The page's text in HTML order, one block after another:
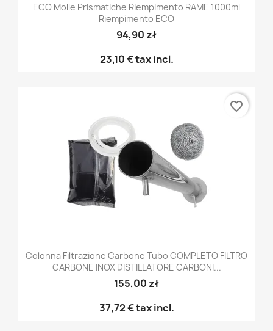
ECO Molle Prismatiche Riempimento RAME 1000ml
Riempimento ECO
94,90 zł
23,10 €tax incl.
Colonna Filtrazione Carbone Tubo COMPLETO FILTRO
CARBONE INOX DISTILLATORE CARBONI...
155,00 zł
37,72 €tax incl.
favorite_border